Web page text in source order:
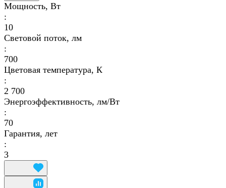
Мощность, Вт
:
10
Световой поток, лм
:
700
Цветовая температура, К
:
2 700
Энергоэффективность, лм/Вт
:
70
Гарантия, лет
:
3